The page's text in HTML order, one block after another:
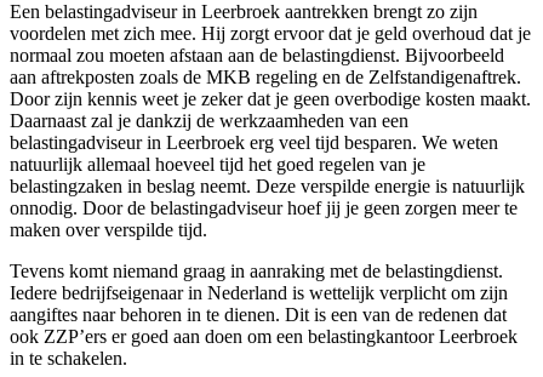
Een belastingadviseur in Leerbroek aantrekken brengt zo zijn
voordelen met zich mee. Hij zorgt ervoor dat je geld overhoud dat je
normaal zou moeten afstaan aan de belastingdienst. Bijvoorbeeld
aan aftrekposten zoals de MKB regeling en de Zelfstandigenaftrek.
Door zijn kennis weet je zeker dat je geen overbodige kosten maakt.
Daarnaast zal je dankzij de werkzaamheden van een
belastingadviseur in Leerbroek erg veel tijd besparen. We weten
natuurlijk allemaal hoeveel tijd het goed regelen van je
belastingzaken in beslag neemt. Deze verspilde energie is natuurlijk
onnodig. Door de belastingadviseur hoef jij je geen zorgen meer te
maken over verspilde tijd.
Tevens komt niemand graag in aanraking met de belastingdienst.
Iedere bedrijfseigenaar in Nederland is wettelijk verplicht om zijn
aangiftes naar behoren in te dienen. Dit is een van de redenen dat
ook ZZP’ers er goed aan doen om een belastingkantoor Leerbroek
in te schakelen.